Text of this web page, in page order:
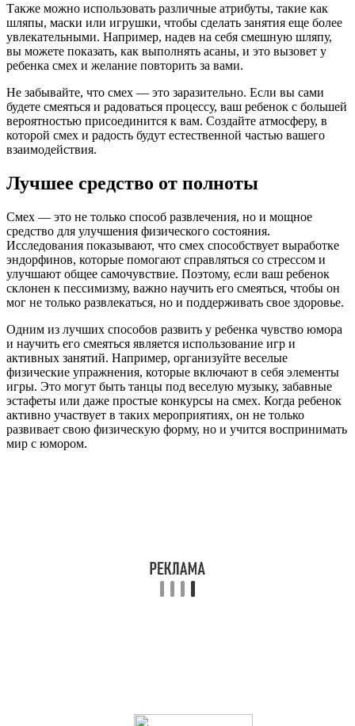
Также можно использовать различные атрибуты, такие как
шляпы, маски или игрушки, чтобы сделать занятия еще более
увлекательными. Например, надев на себя смешную шляпу,
вы можете показать, как выполнять асаны, и это вызовет у
ребенка смех и желание повторить за вами.
Не забывайте, что смех — это заразительно. Если вы сами
будете смеяться и радоваться процессу, ваш ребенок с большей
вероятностью присоединится к вам. Создайте атмосферу, в
которой смех и радость будут естественной частью вашего
взаимодействия.
Лучшее средство от полноты
Смех — это не только способ развлечения, но и мощное
средство для улучшения физического состояния.
Исследования показывают, что смех способствует выработке
эндорфинов, которые помогают справляться со стрессом и
улучшают общее самочувствие. Поэтому, если ваш ребенок
склонен к пессимизму, важно научить его смеяться, чтобы он
мог не только развлекаться, но и поддерживать свое здоровье.
Одним из лучших способов развить у ребенка чувство юмора
и научить его смеяться является использование игр и
активных занятий. Например, организуйте веселые
физические упражнения, которые включают в себя элементы
игры. Это могут быть танцы под веселую музыку, забавные
эстафеты или даже простые конкурсы на смех. Когда ребенок
активно участвует в таких мероприятиях, он не только
развивает свою физическую форму, но и учится воспринимать
мир с юмором.